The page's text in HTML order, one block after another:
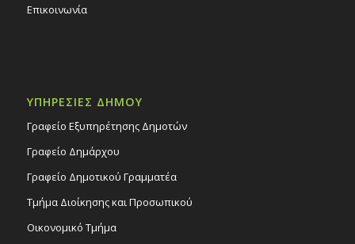
Επικοινωνία
ΥΠΗΡΕΣΙΕΣ ΔΗΜΟΥ
Γραφείο Εξυπηρέτησης Δημοτών
Γραφείο Δημάρχου
Γραφείο Δημοτικού Γραμματέα
Τμήμα Διοίκησης και Προσωπικού
Οικονομικό Τμήμα